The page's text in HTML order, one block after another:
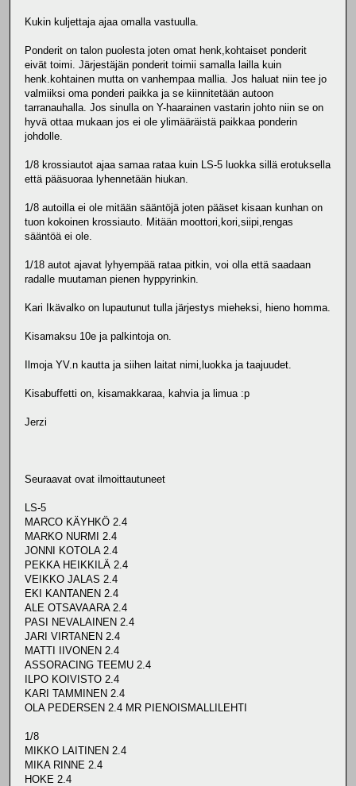
Kukin kuljettaja ajaa omalla vastuulla.
Ponderit on talon puolesta joten omat henk,kohtaiset ponderit
eivät toimi. Järjestäjän ponderit toimii samalla lailla kuin
henk.kohtainen mutta on vanhempaa mallia. Jos haluat niin tee jo
valmiiksi oma ponderi paikka ja se kiinnitetään autoon
tarranauhalla. Jos sinulla on Y-haarainen vastarin johto niin se on
hyvä ottaa mukaan jos ei ole ylimääräistä paikkaa ponderin
johdolle.
1/8 krossiautot ajaa samaa rataa kuin LS-5 luokka sillä erotuksella
että pääsuoraa lyhennetään hiukan.
1/8 autoilla ei ole mitään sääntöjä joten pääset kisaan kunhan on
tuon kokoinen krossiauto. Mitään moottori,kori,siipi,rengas
sääntöä ei ole.
1/18 autot ajavat lyhyempää rataa pitkin, voi olla että saadaan
radalle muutaman pienen hyppyrinkin.
Kari Ikävalko on lupautunut tulla järjestys mieheksi, hieno homma.
Kisamaksu 10e ja palkintoja on.
Ilmoja YV.n kautta ja siihen laitat nimi,luokka ja taajuudet.
Kisabuffetti on, kisamakkaraa, kahvia ja limua :p
Jerzi
Seuraavat ovat ilmoittautuneet
LS-5
MARCO KÄYHKÖ 2.4
MARKO NURMI 2.4
JONNI KOTOLA 2.4
PEKKA HEIKKILÄ 2.4
VEIKKO JALAS 2.4
EKI KANTANEN 2.4
ALE OTSAVAARA 2.4
PASI NEVALAINEN 2.4
JARI VIRTANEN 2.4
MATTI IIVONEN 2.4
ASSORACING TEEMU 2.4
ILPO KOIVISTO 2.4
KARI TAMMINEN 2.4
OLA PEDERSEN 2.4 MR PIENOISMALLILEHTI
1/8
MIKKO LAITINEN 2.4
MIKA RINNE 2.4
HOKE 2.4